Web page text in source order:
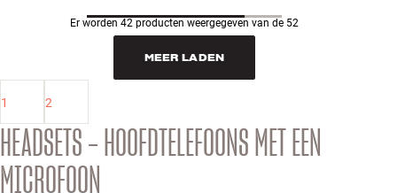
Er worden 42 producten weergegeven van de 52
MEER LADEN
1 2
HEADSETS – HOOFDTELEFOONS MET EEN
MICROFOON